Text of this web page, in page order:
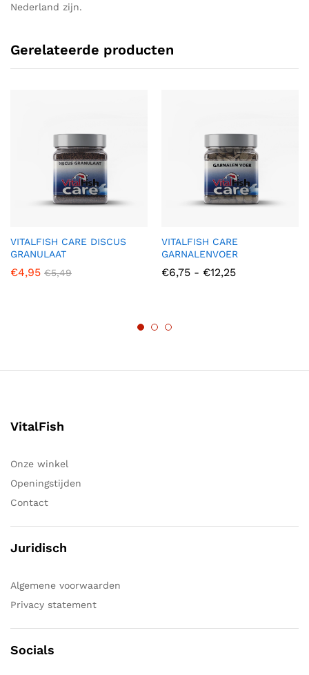
Nederland zijn.
Gerelateerde producten
VITALFISH CARE DISCUS
GRANULAAT
€4,95 €5,49
VITALFISH CARE
GARNALENVOER
€6,75 - €12,25Prijsklasse:
VitalFish
Onze winkel
Openingstijden
Contact
Juridisch
Algemene voorwaarden
Privacy statement
Socials